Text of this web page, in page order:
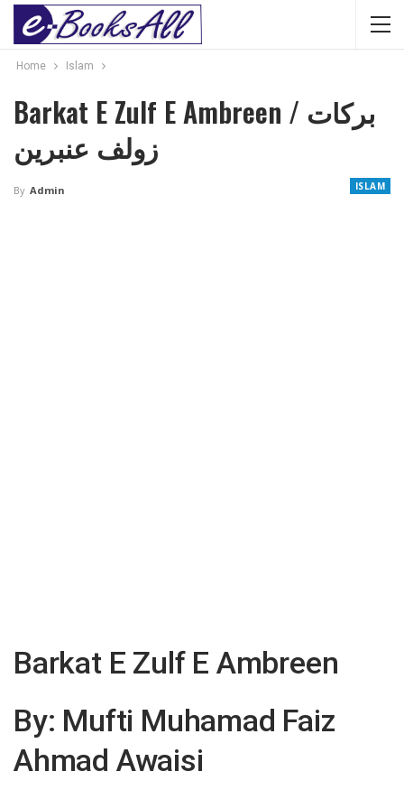
Home Islam
Barkat E Zulf E Ambreen / برکات
زولف عنبرین
ISLAM
By Admin
Barkat E Zulf E Ambreen
By: Mufti Muhamad Faiz
Ahmad Awaisi